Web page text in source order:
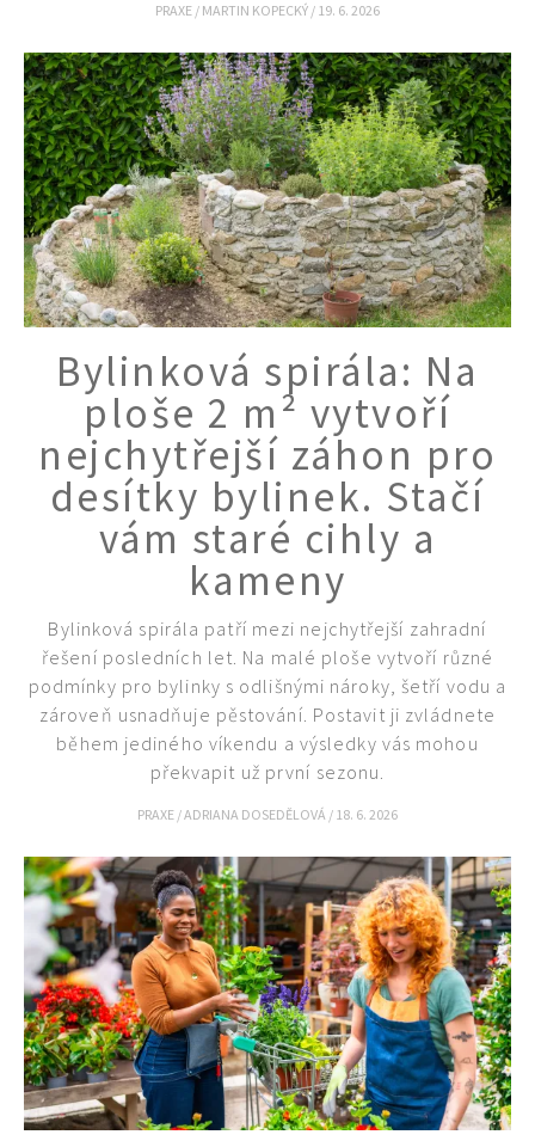
PRAXE / MARTIN KOPECKÝ / 19. 6. 2026
Bylinková spirála: Na
ploše 2 m² vytvoří
nejchytřejší záhon pro
desítky bylinek. Stačí
vám staré cihly a
kameny
Bylinková spirála patří mezi nejchytřejší zahradní
řešení posledních let. Na malé ploše vytvoří různé
podmínky pro bylinky s odlišnými nároky, šetří vodu a
zároveň usnadňuje pěstování. Postavit ji zvládnete
během jediného víkendu a výsledky vás mohou
překvapit už první sezonu.
PRAXE /ADRIANA DOSEDĚLOVÁ / 18. 6. 2026